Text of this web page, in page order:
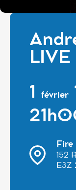
LIVE
1 février
Fire
152
E3Z